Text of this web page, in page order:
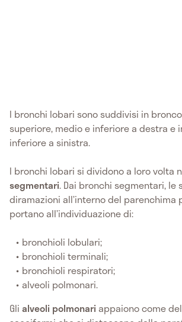
I bronchi lobari sono suddivisi in
superiore, medio e inferiore a destra e
inferiore a sinistra.
I bronchi lobari si dividono a loro volta
segmentari. Dai bronchi segmentari, le
diramazioni all’interno del parenchima
portano all’individuazione di:
bronchioli lobulari;
bronchioli terminali;
bronchioli respiratori;
alveoli polmonari.
Gli alveoli polmonari appaiono come